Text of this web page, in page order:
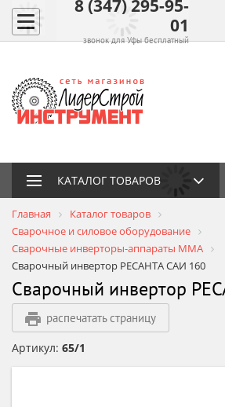
8 (347) 295-95-
01
звонок для Уфы бесплатный
КАТАЛОГ ТОВАРОВ
Главная
Каталог товаров
Сварочное и силовое оборудование
Сварочные инверторы-аппараты MMA
Сварочный инвертор РЕСАНТА САИ 160
Сварочный инвертор
распечатать страницу
Артикул: 65/1